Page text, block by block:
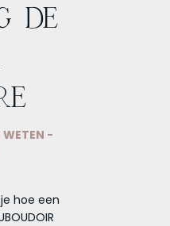
DE
WETEN -
hoe een